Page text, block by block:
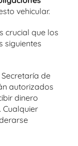
vehicular.
crucial que los
siguientes
de
autorizados
dinero
Cualquier